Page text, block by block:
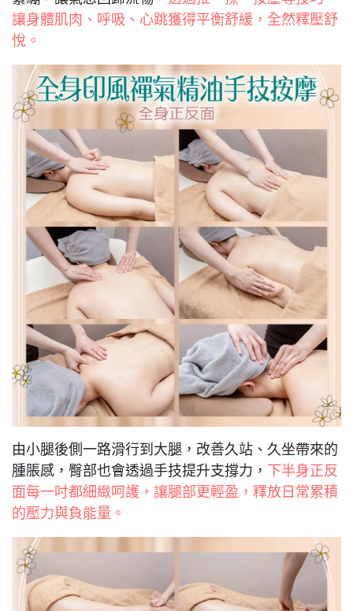
讓身體肌肉、呼吸、心跳獲得平衡舒緩，全然釋壓舒
悅。
由小腿後側一路滑行到大腿，改善久站、久坐帶來的
腫脹感，臀部也會透過手技提升支撐力， 下半身正反
面每一吋都細緻呵護，讓腿部更輕盈，釋放日常累積
的壓力與負能量。